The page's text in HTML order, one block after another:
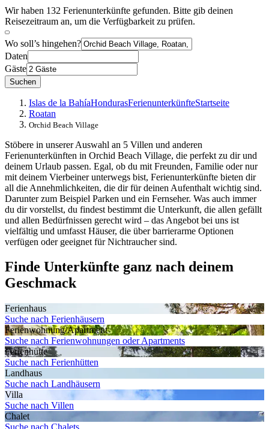
Wir haben 132 Ferienunterkünfte gefunden. Bitte gib deinen
Reisezeitraum an, um die Verfügbarkeit zu prüfen.
Wo soll’s hingehen?
Daten
Gäste
Suchen
Islas de la BahíaHondurasFerienunterkünfteStartseite
Roatan
Orchid Beach Village
Stöbere in unserer Auswahl an 5 Villen und anderen
Ferienunterkünften in Orchid Beach Village, die perfekt zu dir und
deinem Urlaub passen. Egal, ob du mit Freunden, Familie oder nur
mit deinem Vierbeiner unterwegs bist, Ferienunterkünfte bieten dir
all die Annehmlichkeiten, die dir für deinen Aufenthalt wichtig sind.
Darunter zum Beispiel Parken und ein Fernseher. Was auch immer
du dir vorstellst, du findest bestimmt die Unterkunft, die allen gefällt
und allen Bedürfnissen gerecht wird – das Angebot bei uns ist
vielfältig und umfasst Häuser, die über barrierarme Optionen
verfügen oder geeignet für Nichtraucher sind.
Finde Unterkünfte ganz nach deinem
Geschmack
Ferienhaus
Suche nach Ferienhäusern
Ferienwohnung/Apartment
Suche nach Ferienwohnungen oder Apartments
Ferienhütte
Suche nach Ferienhütten
Landhaus
Suche nach Landhäusern
Villa
Suche nach Villen
Chalet